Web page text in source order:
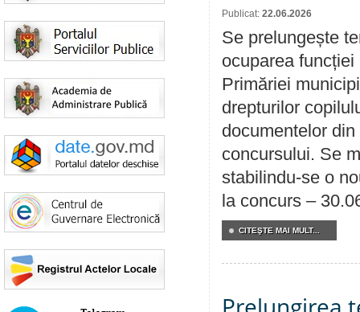
Publicat: 22.06.2026
Se prelungește
ocuparea
Primăriei
drepturilor
documentelor
concursului. Se
stabilindu-se o
la concurs –
CITEŞTE MAI MULT...